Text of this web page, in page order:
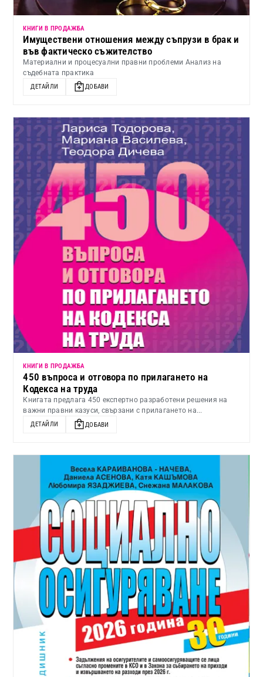
КНИГИ В ПРОДАЖБА
Имуществени отношения между съпрузи в брак и
във фактическо съжителство
Материални и процесуални правни проблеми Анализ на
съдебната практика
ДЕТАЙЛИ ДОБАВИ
КНИГИ В ПРОДАЖБА
450 въпроса и отговора по прилагането на
Кодекса на труда
Книгата предлага 450 експертно разработени решения на
важни правни казуси, свързани с прилагането на...
ДЕТАЙЛИ ДОБАВИ